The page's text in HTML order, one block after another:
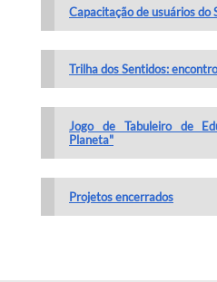
Capacitação de usuários do
Trilha dos Sentidos:
Jogo de Tabuleiro de
Planeta"
Projetos encerrados